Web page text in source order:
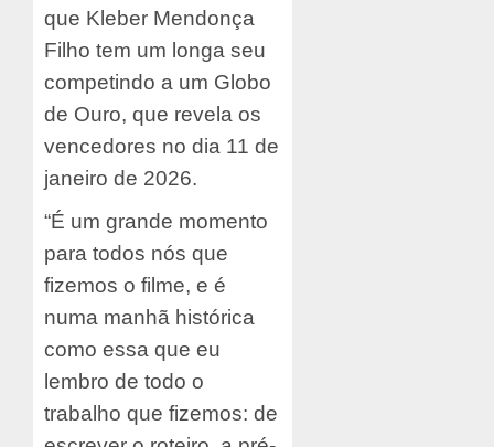
que Kleber Mendonça
Filho tem um longa seu
competindo a um Globo
de Ouro, que revela os
vencedores no dia 11 de
janeiro de 2026.
“É um grande momento
para todos nós que
fizemos o filme, e é
numa manhã histórica
como essa que eu
lembro de todo o
trabalho que fizemos: de